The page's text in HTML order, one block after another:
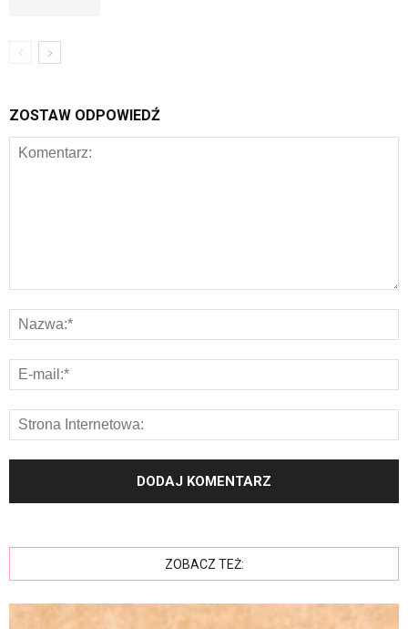
ZOSTAW ODPOWIEDŹ
ZOBACZ TEŻ: